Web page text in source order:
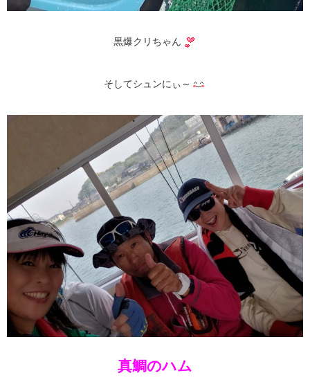
黒爆クリちゃん
そしてシュンにぃ～
真鯛のハム